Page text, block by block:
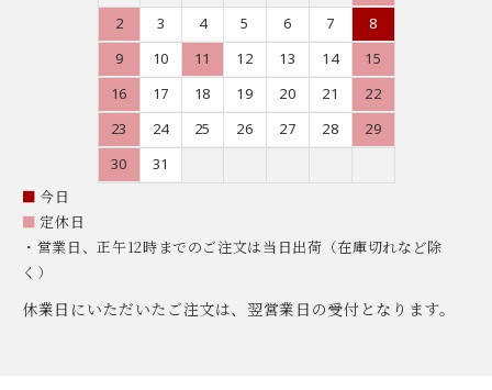
2
3 4 5 6 7
8
9
10 11 12 13 14
15
16
17 18 19 20 21
22
23
24 25 26 27 28
29
30
31
■ 今日
■ 定休日
・営業日、正午12時までのご注文は当日出荷（在庫切れなど除
く）
休業日にいただいたご注文は、翌営業日の受付となります。